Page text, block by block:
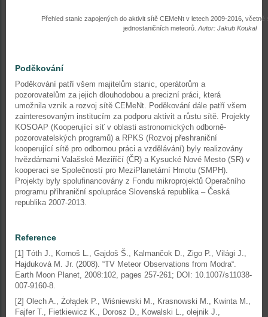
Přehled stanic zapojených do aktivit sítě CEMeNt v letech 2009-2016,
jednostaničních meteorů. Autor: Jakub Koukal
Poděkování
Poděkování patří všem majitelům stanic, operátorům a
pozorovatelům za jejich dlouhodobou a precizní práci, která
umožnila vznik a rozvoj sítě CEMeNt. Poděkování dále patří všem
zainteresovaným institucím za podporu aktivit a růstu sítě. Projekty
KOSOAP (Kooperující síť v oblasti astronomických odborně-
pozorovatelských programů) a RPKS (Rozvoj přeshraniční
kooperující sítě pro odbornou práci a vzdělávání) byly realizovány
hvězdárnami Valašské Meziříčí (ČR) a Kysucké Nové Mesto (SR) v
kooperaci se Společností pro MeziPlanetární Hmotu (SMPH).
Projekty byly spolufinancovány z Fondu mikroprojektů Operačního
programu příhraniční spolupráce Slovenská republika – Česká
republika 2007-2013.
Reference
[1] Tóth J., Kornoš L., Gajdoš Š., Kalmančok D., Zigo P., Világi J.,
Hajduková M. Jr. (2008). “TV Meteor Observations from Modra“.
Earth Moon Planet, 2008:102, pages 257-261; DOI: 10.1007/s11038-
007-9160-8.
[2] Olech A., Żołądek P., Wiśniewski M., Krasnowski M., Kwinta M.,
Fajfer T., Fietkiewicz K., Dorosz D., Kowalski L., olejnik J.,